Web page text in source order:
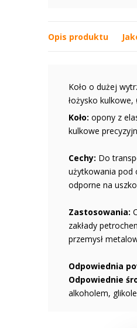
Opis produktu
Koło o dużej
łożysko
Koło: opony z
kulkowe
Cechy: Do
użytkowania pod
odporne na
Zastosowania:
zakłady
przemysł
Odpowiednia
Odpowiednie
alkoholem,